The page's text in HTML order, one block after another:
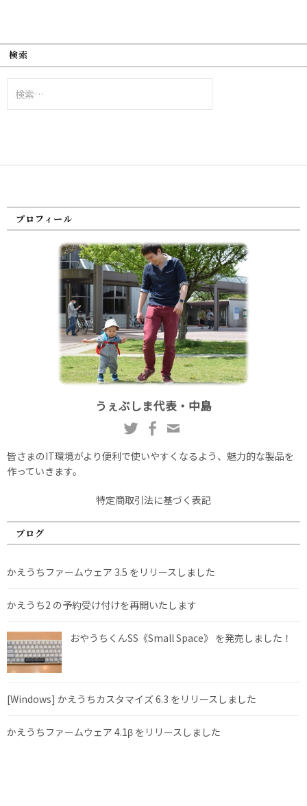
検索
索:
プロフィール
うぇぶしま代表・中島
皆さまのIT環境がより便利で使いやすくなるよう、魅力的な製品を
作っていきます。
特定商取引法に基づく表記
ブログ
かえうちファームウェア 3.5 をリリースしました
かえうち2 の予約受け付けを再開いたします
おやうちくんSS《Small Space》 を発売しました！
[Windows] かえうちカスタマイズ 6.3 をリリースしました
かえうちファームウェア 4.1β をリリースしました